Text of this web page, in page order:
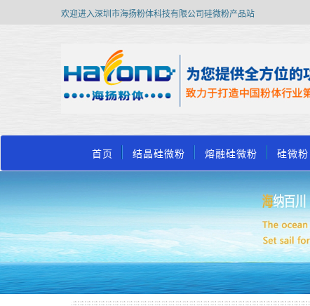
欢迎进入深圳市海扬粉体科技有限公司硅微粉产品站
首页 结晶硅微粉 熔融硅微粉 硅微粉